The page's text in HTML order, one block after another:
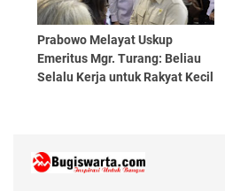
Prabowo Melayat Uskup
Emeritus Mgr. Turang: Beliau
Selalu Kerja untuk Rakyat Kecil